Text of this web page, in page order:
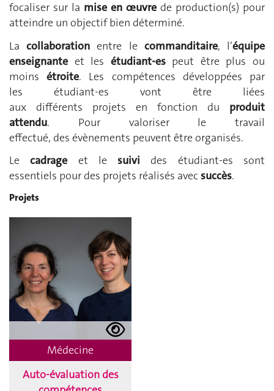
focaliser sur la mise en œuvre de production(s) pour
atteindre un objectif bien déterminé.
Lacollaboration entre le commanditaire, l’équipe
enseignante et les étudiant-espeut être plus ou
moinsétroite. Les compétences développées par
les étudiant-es vont être liées
aux différents projets en fonction du produit
attendu. Pour valoriser le travail
effectué, des évènements peuvent être organisés.
Lecadrage et le suivi des étudiant-es sont
essentiels pour des projets réalisés avec succès.
Projets
Médecine
Auto-évaluation des